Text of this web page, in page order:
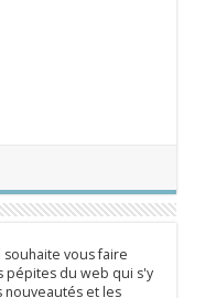
vous faire
pépites du web qui s'y
nouveautés et les